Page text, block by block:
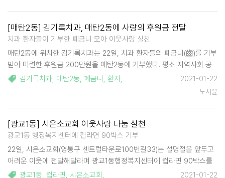
[매탄2동] 김기록치과, 매탄2동에 사랑의 후원금 전달
치과 환자들이 기부한 폐금니 모아 이웃사랑 실천
매탄2동에 위치한 김기록치과는 22일, 치과 환자들의 폐금니(齒)를 기부
받아 마련한 후원금 200만원을 매탄2동에 기부했다. 평소 지역사회 공
헌을 꾸준히 실천해온 김기록 원장은 수명이 다된 보철금니를 새것으로
김기록치과, 매탄2동, 폐금니 , 환자,
2021-01-22
노서윤
[광교1동] 시은소교회 이웃사랑 나눔 실천
광교1동 행정복지센터에 컵라면 90박스 기부
22일, 시은소교회(영통구 센트럴타운로100번길33)는 설명절을 앞두고
어려운 이웃에 전달해달라며 광교1동행정복지센터에 컵라면 90박스를
기부했다. 시은소교회 안중찬 목사는 "지속되는 코로나19 영향으로 모두
광교1동, 컵라면, 시은소교회 , 2021-01-22